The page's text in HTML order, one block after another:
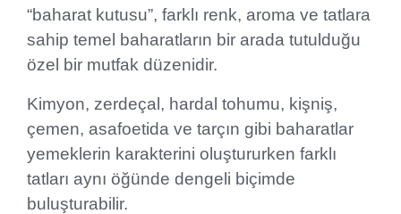
“baharat kutusu”, farklı renk, aroma ve tatlara
sahip temel baharatların bir arada tutulduğu
özel bir mutfak düzenidir.
Kimyon, zerdeçal, hardal tohumu, kişniş,
çemen, asafoetida ve tarçın gibi baharatlar
yemeklerin karakterini oluştururken farklı
tatları aynı öğünde dengeli biçimde
buluşturabilir.